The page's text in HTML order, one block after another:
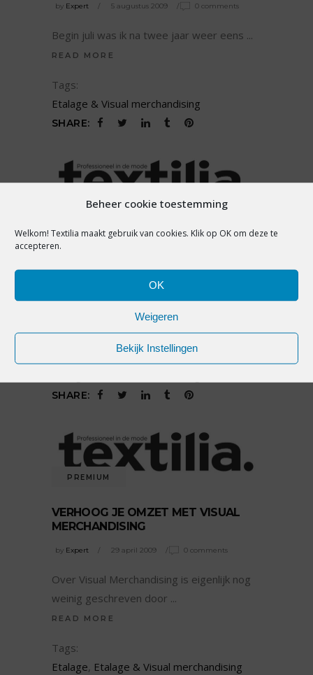
Beheer cookie toestemming
Welkom! Textilia maakt gebruik van cookies. Klik op OK om deze te
accepteren.
OK
Weigeren
Bekijk Instellingen
by Expert 5 augustus 2009 0 comments
Begin juli was ik na twee jaar weer eens
READ MORE
Tags:
Etalage & Visual merchandising
SHARE:
PREMIUM
ONDERSCHEID JEZELF IN CRISIS
SHARE:
PREMIUM
VERHOOG JE OMZET MET VISUAL
MERCHANDISING
by Expert 29 april 2009 0 comments
Over Visual Merchandising is eigenlijk nog
weinig geschreven door
READ MORE
Tags:
Etalage, Etalage & Visual merchandising